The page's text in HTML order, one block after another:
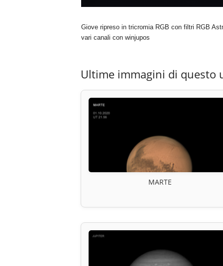
Giove ripreso in tricromia RGB con filtri RGB
vari canali con winjupos
Ultime immagini di questo
MARTE